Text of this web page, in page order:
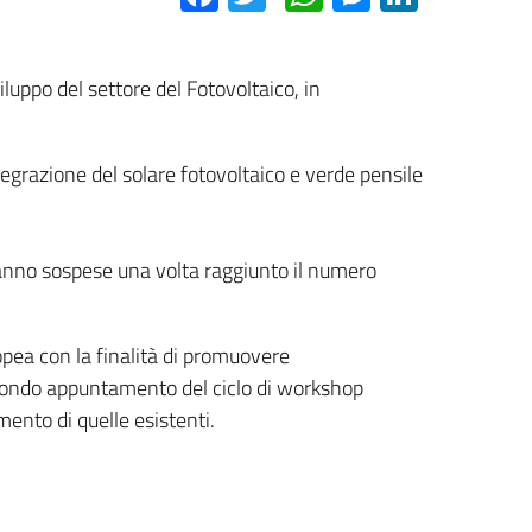
del settore del Fotovoltaico, in
del solare fotovoltaico e verde pensile
sospese una volta raggiunto il numero
con la finalità di promuovere
appuntamento del ciclo di workshop
di quelle esistenti.